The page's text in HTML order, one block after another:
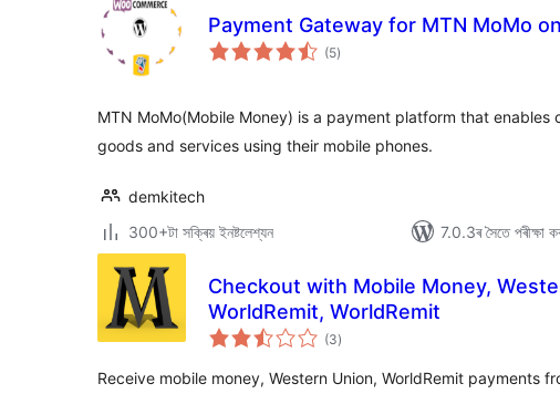
Payment Gateway for MTN MoMo
(5টা
মুঠ)
MTN MoMo(Mobile Money) is a payment platform that enables
goods and services using their mobile phones.
demkitech
300+টা সক্ৰিয় ইনষ্টলেশ্যন
7.0.3ৰ সৈতে পৰীক্ষা
Checkout with Mobile Money,
WorldRemit, WorldRemit
(3টা
মুঠ)
Receive mobile money, Western Union, WorldRemit payments